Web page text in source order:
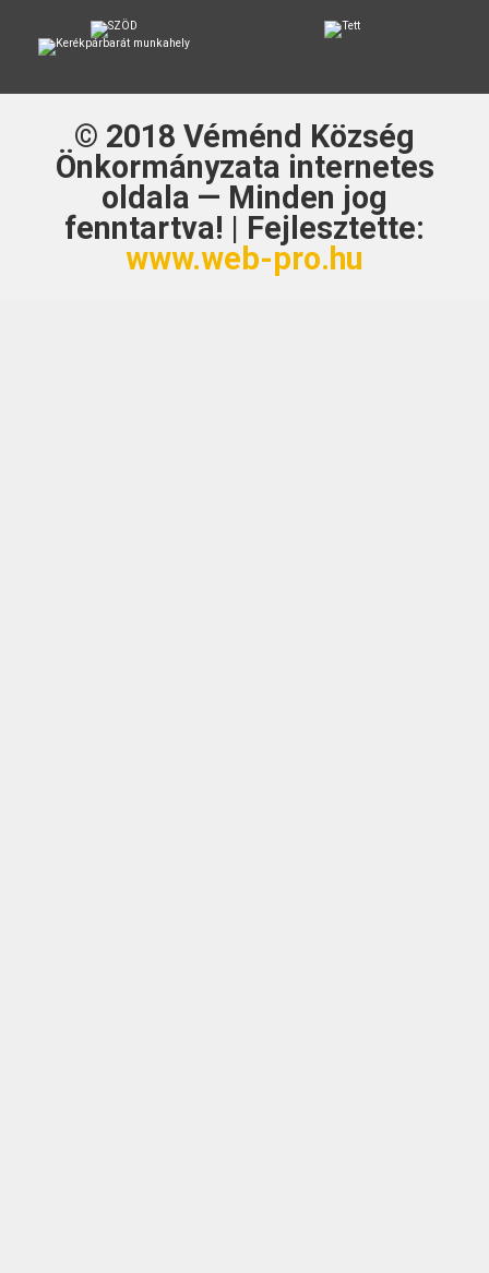
© 2018 Véménd Község
Önkormányzata internetes
oldala — Minden jog
fenntartva! | Fejlesztette:
www.web-pro.hu